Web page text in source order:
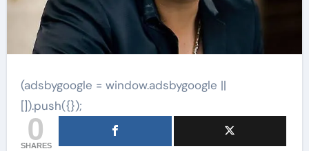
(adsbygoogle = window.adsbygoogle ||
[]).push({});
0
SHARES